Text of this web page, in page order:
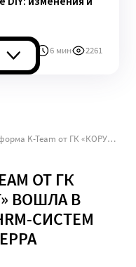
6 мин 2261
HRM-платформа K-Team от ГК «КОРУС Консалтинг» вошла в ТОП-3 российских HRM-систем рейтинга Компьютерра
ОТ ГК
ВОШЛА В
СИСТЕМ